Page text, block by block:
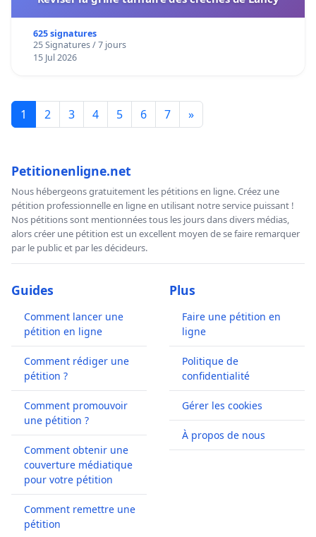
625 signatures
25 Signatures / 7 jours
15 Jul 2026
1 2 3 4 5 6 7 »
Petitionenligne.net
Nous hébergeons gratuitement les pétitions en ligne. Créez une
pétition professionnelle en ligne en utilisant notre service puissant !
Nos pétitions sont mentionnées tous les jours dans divers médias,
alors créer une pétition est un excellent moyen de se faire remarquer
par le public et par les décideurs.
Guides
Comment lancer une
pétition en ligne
Comment rédiger une
pétition ?
Comment promouvoir
une pétition ?
Comment obtenir une
couverture médiatique
pour votre pétition
Comment remettre une
pétition
Plus
Faire une pétition en
ligne
Politique de
confidentialité
Gérer les cookies
À propos de nous